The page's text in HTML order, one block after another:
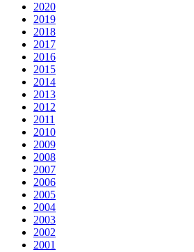
2020
2019
2018
2017
2016
2015
2014
2013
2012
2011
2010
2009
2008
2007
2006
2005
2004
2003
2002
2001